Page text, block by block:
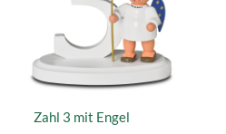
Zahl 3 mit Engel